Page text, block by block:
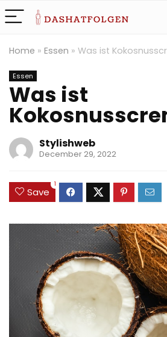
Home » Essen » Was ist
Essen
Was ist
Stylishweb
December 29, 2022
Save
1